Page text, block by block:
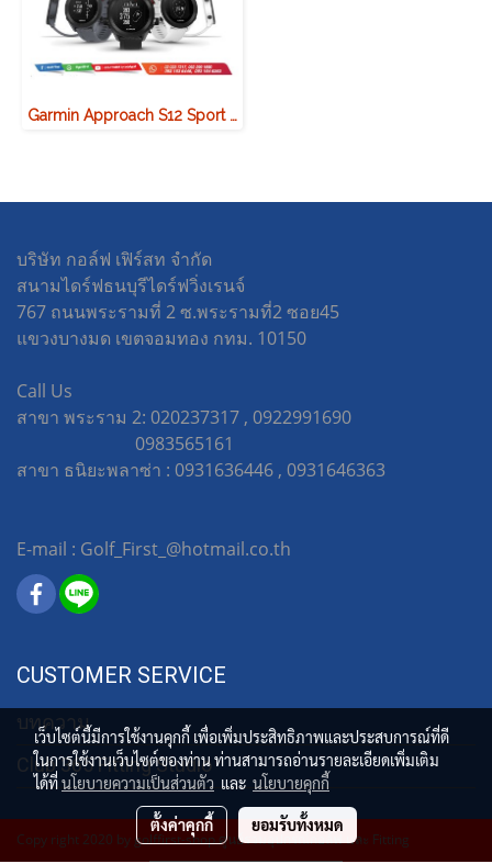
Garmin Approach S12 Sport Watch
บริษัท กอล์ฟ เฟิร์สท จำกัด
สนามไดร์ฟธนบุรีไดร์ฟวิ่งเรนจ์
767 ถนนพระรามที่ 2 ซ.พระรามที่2 ซอย45
แขวงบางมด เขตจอมทอง กทม. 10150
Call Us
สาขา พระราม 2: 020237317 , 0922991690
0983565161
สาขา ธนิยะพลาซ่า : 0931636446 , 0931646363
E-mail : Golf_First_@hotmail.co.th
CUSTOMER SERVICE
บทความ
Club 365 Fitting Studio
Copy right 2020 by golffirst-shop ศูนย์รวมอุปกรณ์กอล์ฟ และ Fitting
เว็บไซต์นี้มีการใช้งานคุกกี้ เพื่อเพิ่มประสิทธิภาพและประสบการณ์ที่ดี
ในการใช้งานเว็บไซต์ของท่าน ท่านสามารถอ่านรายละเอียดเพิ่มเติม
ได้ที่นโยบายความเป็นส่วนตัว และ นโยบายคุกกี้
ตั้งค่าคุกกี้ ยอมรับทั้งหมด